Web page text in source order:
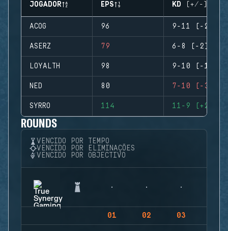
JOGADOR EPS KD (+/-)
ACOG 96 9-11 (-2)
ASERZ 79 6-8 (-2)
LOYALTH 98 9-10 (-1)
NED 80 7-10 (-3)
SYRRO 114 11-9 (+2)
ROUNDS
VENCIDO POR TEMPO
VENCIDO POR ELIMINAÇÕES
VENCIDO POR OBJECTIVO
01 02 03